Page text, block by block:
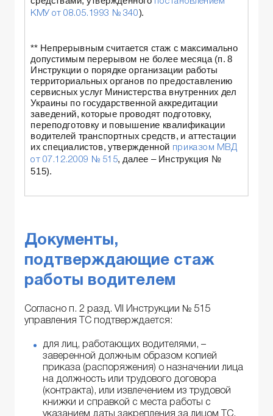
КМУ от 08.05.1993 № 340).
** Непрерывным считается стаж с максимально
допустимым перерывом не более месяца (п. 8
Инструкции о порядке организации работы
территориальных органов по предоставлению
сервисных услуг Министерства внутренних дел
Украины по государственной аккредитации
заведений, которые проводят подготовку,
переподготовку и повышение квалификации
водителей транспортных средств, и аттестации
их специалистов, утвержденной приказом МВД
от 07.12.2009 № 515, далее – Инструкция №
515).
Документы,
подтверждающие стаж
работы водителем
Согласно п. 2 разд. VII Инструкции № 515
управления ТС подтверждается:
для лиц, работающих водителями, –
заверенной должным образом копией
приказа (распоряжения) о назначении лица
на должность или трудового договора
(контракта), или извлечением из трудовой
книжки и справкой с места работы с
указанием даты закрепления за лицом ТС,